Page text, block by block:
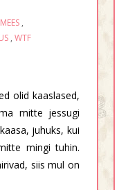
MEES,
, WTF
olid kaaslased,
mitte jessugi
juhuks, kui
mingi tuhin.
siis mul on